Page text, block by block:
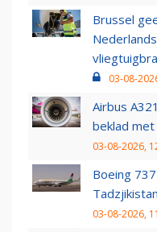
Brussel
03-08-
Airbus
beklad
03-08-2026,
Boeing
03-08-2026,